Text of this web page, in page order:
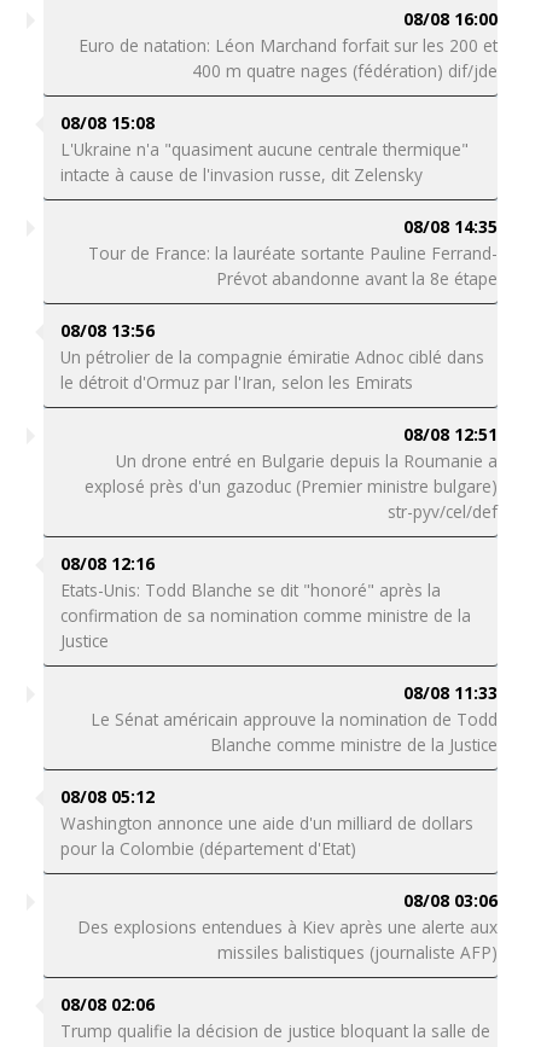
08/08 16:00
Euro de natation: Léon Marchand forfait sur les 200 et
400 m quatre nages (fédération) dif/jde
08/08 15:08
L'Ukraine n'a "quasiment aucune centrale thermique"
intacte à cause de l'invasion russe, dit Zelensky
08/08 14:35
Tour de France: la lauréate sortante Pauline Ferrand-
Prévot abandonne avant la 8e étape
08/08 13:56
Un pétrolier de la compagnie émiratie Adnoc ciblé dans
le détroit d'Ormuz par l'Iran, selon les Emirats
08/08 12:51
Un drone entré en Bulgarie depuis la Roumanie a
explosé près d'un gazoduc (Premier ministre bulgare)
str-pyv/cel/def
08/08 12:16
Etats-Unis: Todd Blanche se dit "honoré" après la
confirmation de sa nomination comme ministre de la
Justice
08/08 11:33
Le Sénat américain approuve la nomination de Todd
Blanche comme ministre de la Justice
08/08 05:12
Washington annonce une aide d'un milliard de dollars
pour la Colombie (département d'Etat)
08/08 03:06
Des explosions entendues à Kiev après une alerte aux
missiles balistiques (journaliste AFP)
08/08 02:06
Trump qualifie la décision de justice bloquant la salle de